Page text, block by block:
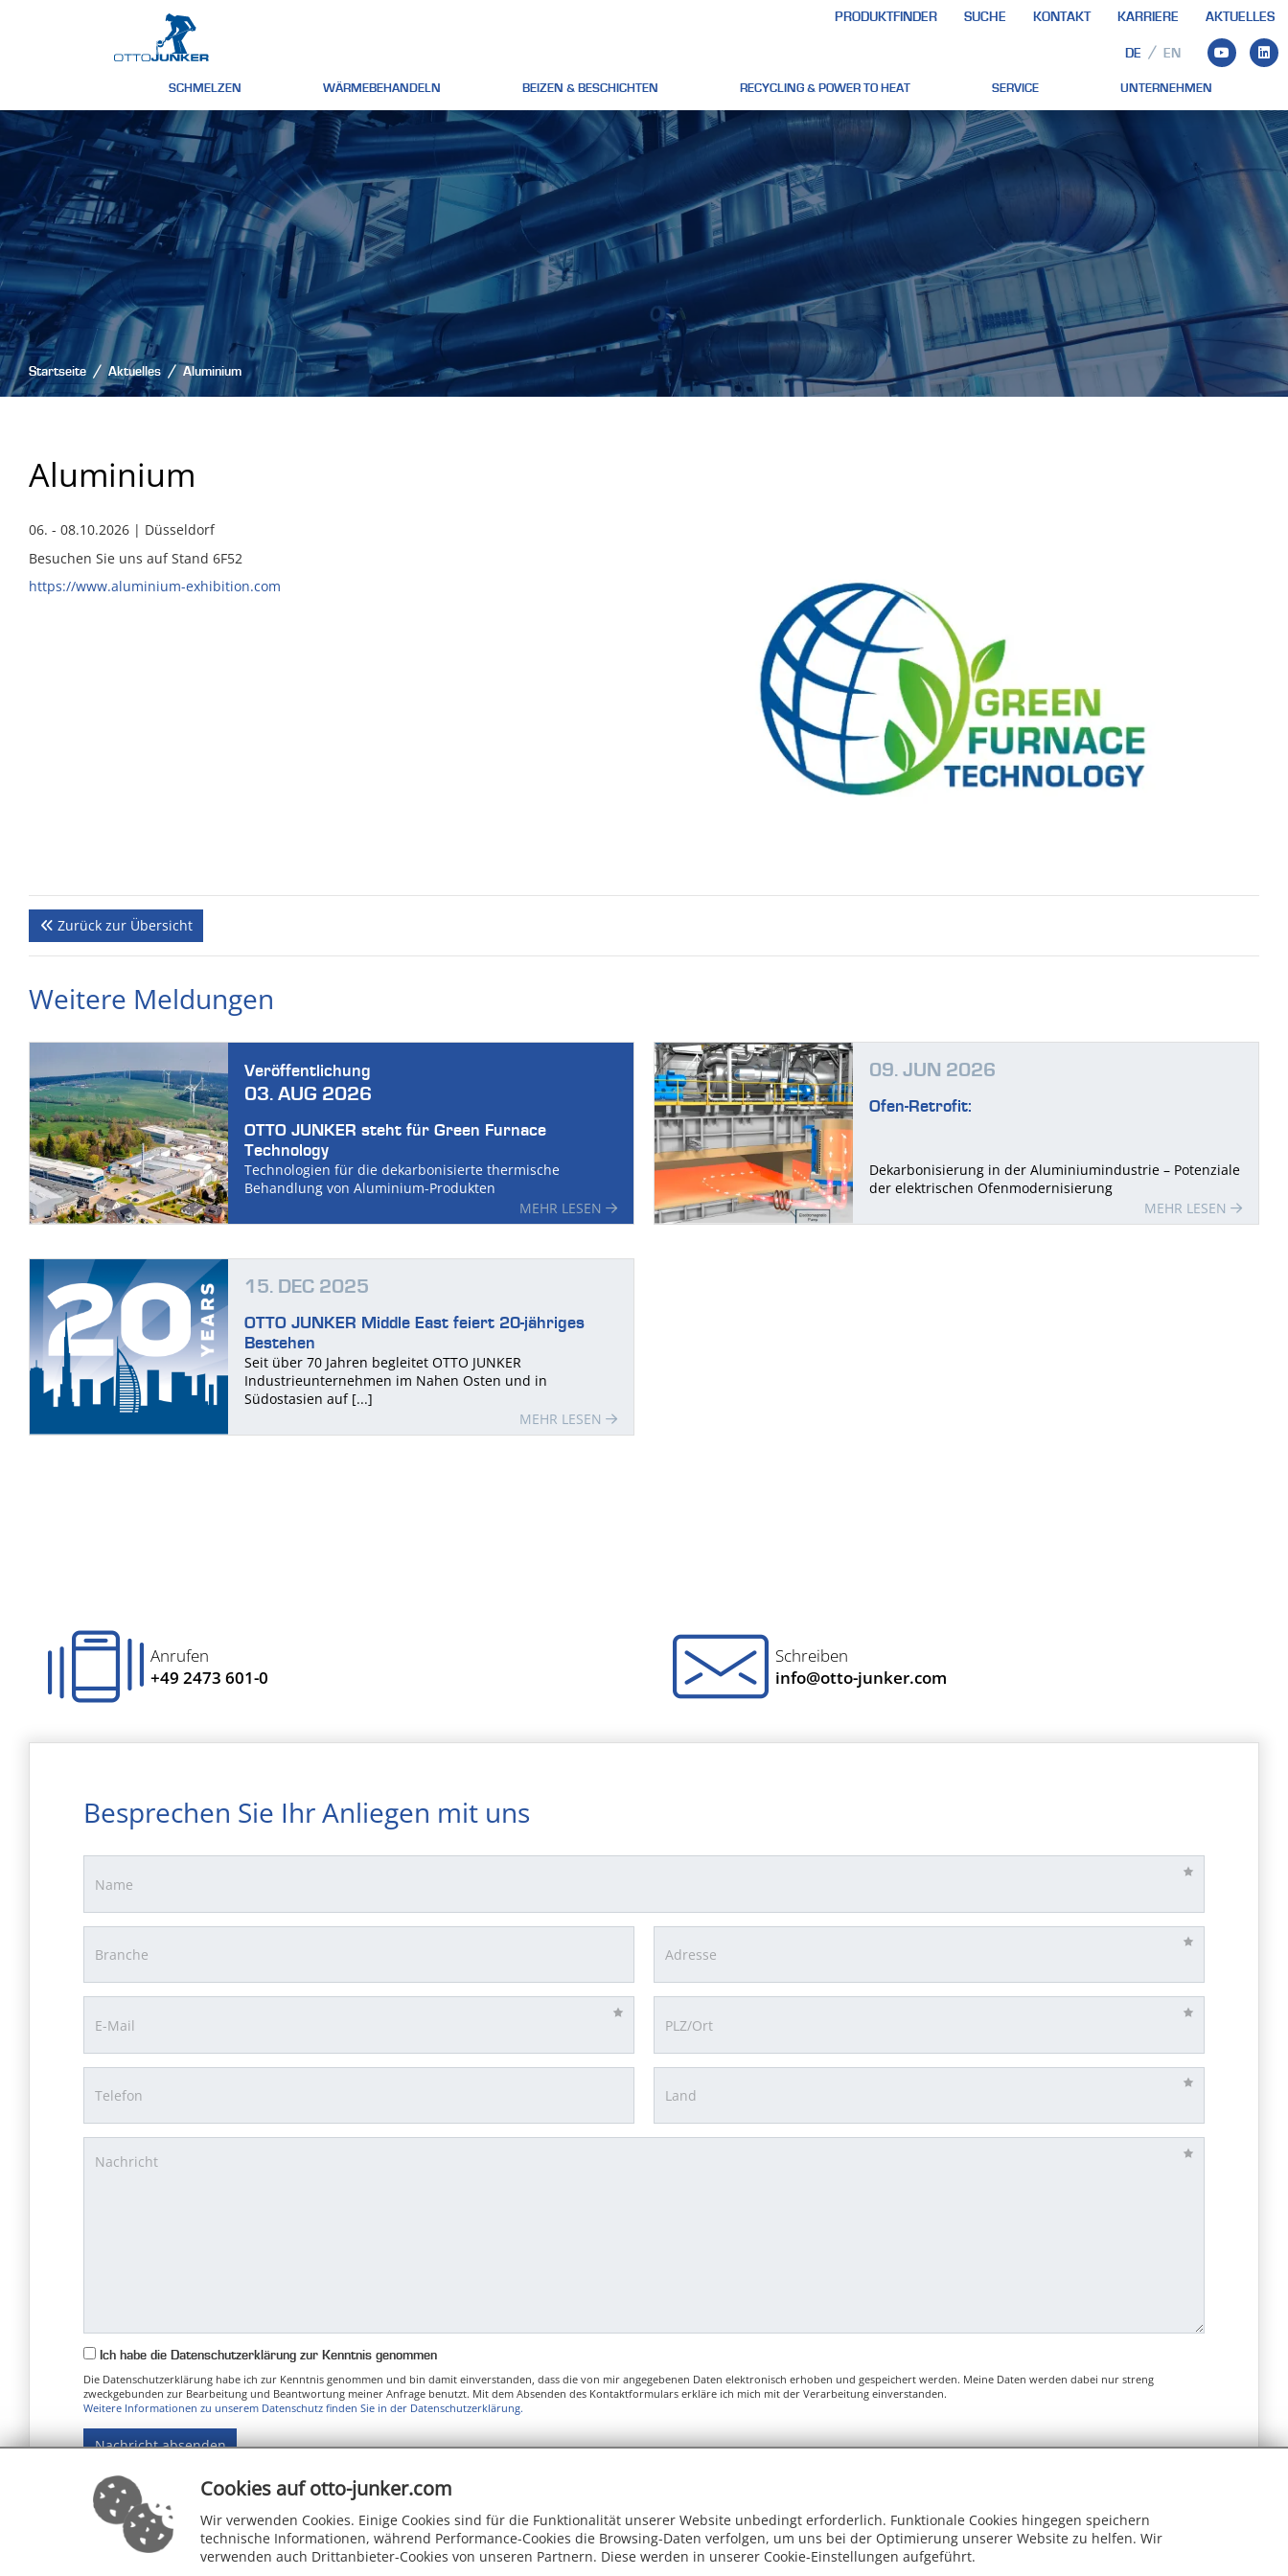
PRODUKTFINDER SUCHE KONTAKT KARRIERE AKTUELLES
SCHMELZEN WÄRMEBEHANDELN BEIZEN & BESCHICHTEN RECYCLING & POWER TO HEAT SERVICE UNTERNEHMEN
DE EN
Startseite Aktuelles Aluminium
Aluminium
06. - 08.10.2026 | Düsseldorf
Besuchen Sie uns auf Stand 6F52
https://www.aluminium-exhibition.com
Zurück zur Übersicht
Weitere Meldungen
Veröffentlichung
03. AUG 2026
OTTO JUNKER steht für Green Furnace
Technology
Technologien für die dekarbonisierte thermische
Behandlung von Aluminium-Produkten
MEHR LESEN
09. JUN 2026
Ofen-Retrofit:
Dekarbonisierung in der Aluminiumindustrie – Potenziale
der elektrischen Ofenmodernisierung
MEHR LESEN
15. DEC 2025
OTTO JUNKER Middle East feiert 20-jähriges
Bestehen
Seit über 70 Jahren begleitet OTTO JUNKER
Industrieunternehmen im Nahen Osten und in
Südostasien auf [...]
MEHR LESEN
Anrufen
+49 2473 601-0
Schreiben
info@otto-junker.com
Besprechen Sie Ihr Anliegen mit uns
Ich habe die Datenschutzerklärung zur Kenntnis genommen
Die Datenschutzerklärung habe ich zur Kenntnis genommen und bin damit einverstanden, dass die von mir angegebenen Daten elektronisch erhoben und gespeichert werden. Meine Daten werden dabei nur streng
zweckgebunden zur Bearbeitung und Beantwortung meiner Anfrage benutzt. Mit dem Absenden des Kontaktformulars erkläre ich mich mit der Verarbeitung einverstanden.
Weitere Informationen zu unserem Datenschutz finden Sie in der Datenschutzerklärung.
Nachricht absenden
Cookies auf otto-junker.com
Wir verwenden Cookies. Einige Cookies sind für die Funktionalität unserer Website unbedingt erforderlich. Funktionale Cookies hingegen speichern
technische Informationen, während Performance-Cookies die Browsing-Daten verfolgen, um uns bei der Optimierung unserer Website zu helfen. Wir
verwenden auch Drittanbieter-Cookies von unseren Partnern. Diese werden in unserer Cookie-Einstellungen aufgeführt.